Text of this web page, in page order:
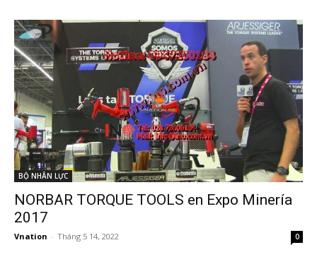
BỘ NHÂN LỰC
NORBAR TORQUE TOOLS en Expo Minería
2017
Vnation - Tháng 5 14, 2022 0